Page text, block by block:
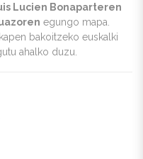
Lucien Bonaparteren
egungo mapa.
bakoitzeko euskalki
ahalko duzu.